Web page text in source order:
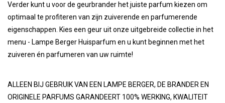
Verder kunt u voor de geurbrander het juiste parfum kiezen om
optimaal te profiteren van zijn zuiverende en parfumerende
eigenschappen. Kies een geur uit onze uitgebreide collectie in het
menu - Lampe Berger Huisparfum en u kunt beginnen met het
zuiveren én parfumeren van uw ruimte!
ALLEEN BIJ GEBRUIK VAN EEN LAMPE BERGER, DE BRANDER EN
ORIGINELE PARFUMS GARANDEERT 100% WERKING, KWALITEIT